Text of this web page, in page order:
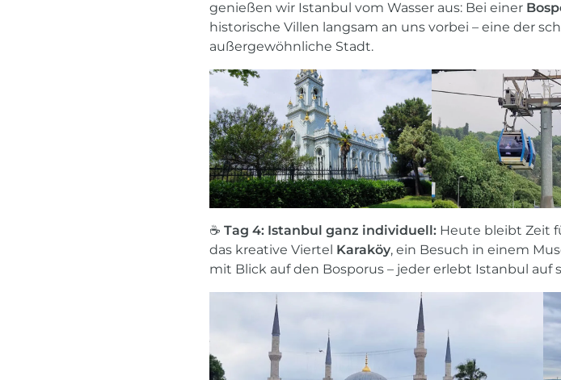
genießen wir Istanbul vom Wasser aus: Bei einer
historische Villen langsam an uns vorbei – eine der
außergewöhnliche Stadt.
☕ Tag 4: Istanbul ganz individuell: Heute bleibt Zeit
das kreative Viertel Karaköy, ein Besuch in einem
mit Blick auf den Bosporus – jeder erlebt Istanbul auf